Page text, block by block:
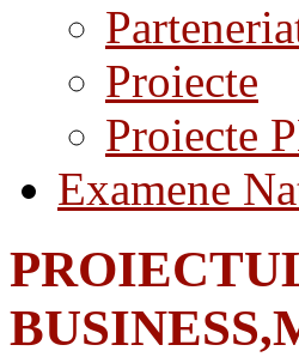
Proiecte
Proiecte
Examene